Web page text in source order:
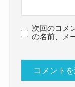
次回のコメ
の名前、メ